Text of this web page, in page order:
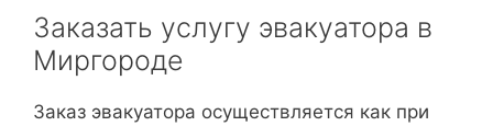
Заказать услугу эвакуатора в
Миргороде
Заказ эвакуатора осуществляется как при